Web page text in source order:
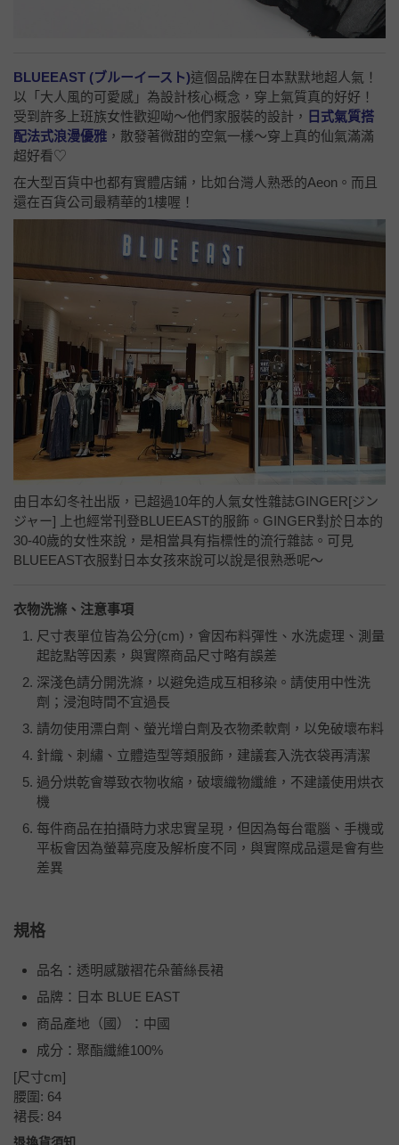
BLUEEAST (ブルーイースト)這個品牌在日本默默地超人氣！
以「大人風的可愛感」為設計核心概念，穿上氣質真的好好！
受到許多上班族女性歡迎呦～他們家服裝的設計， 日式氣質搭
配法式浪漫優雅 ，散發著微甜的空氣一樣～穿上真的仙氣滿滿
超好看♡
在大型百貨中也都有實體店鋪，比如台灣人熟悉的Aeon。而且
還在百貨公司最精華的1樓喔！
由日本幻冬社出版，已超過10年的人氣女性雜誌GINGER[ジン
ジャー] 上也經常刊登BLUEEAST的服飾。GINGER對於日本的
30-40歲的女性來說，是相當具有指標性的流行雜誌。可見
BLUEEAST衣服對日本女孩來說可以說是很熟悉呢～
衣物洗滌、注意事項
尺寸表單位皆為公分(cm) ，會因布料彈性、水洗處理、測量
起訖點等因素，與實際商品尺寸略有誤差
深淺色請分開洗滌，以避免造成互相移染。請使用中性洗
劑；浸泡時間不宜過長
請勿使用漂白劑、螢光增白劑及衣物柔軟劑，以免破壞布料
針織、刺繡、立體造型等類服飾，建議套入洗衣袋再清潔
過分烘乾會導致衣物收縮，破壞織物纖維，不建議使用烘衣
機
每件商品在拍攝時力求忠實呈現，但因為每台電腦、手機或
平板會因為螢幕亮度及解析度不同，與實際成品還是會有些
差異
規格
品名：透明感皺褶花朵蕾絲長裙
品牌：日本 BLUE EAST
商品產地（國）：中國
成分：聚酯纖維100%
[尺寸cm]
腰圍: 64
裙長: 84